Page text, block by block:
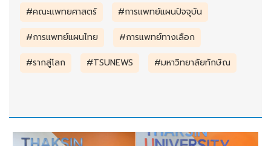
#คณะแพทยศาสตร์
#การแพทย์แผนปัจจุบัน
#การแพทย์แผนไทย
#การแพทย์ทางเลือก
#รากสู่โลก
#TSUNEWS #มหาวิทยาลัยทักษิณ